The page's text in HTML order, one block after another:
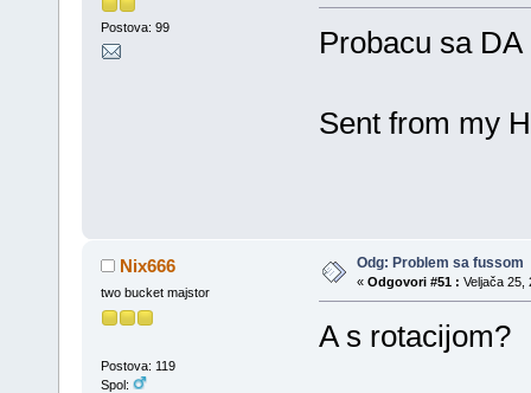
Postova: 99 Probacu sa
Sent from my
Nix666
two bucket majstor
Postova: 119
Spol:
Odg: Problem sa fussom
« Odgovori #51 : Veljača 25,
A s rotacijom?